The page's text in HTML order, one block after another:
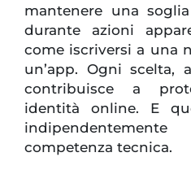
mantenere una
durante azioni
come iscriversi a una
un’app. Ogni scelta,
contribuisce a
identità online. E
competenza tecnica.